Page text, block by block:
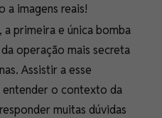
a imagens reais!
primeira e única bomba
operação mais secreta
Assistir a esse
o contexto da
muitas dúvidas